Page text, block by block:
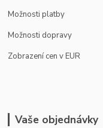
Možnosti platby
Možnosti dopravy
Zobrazení cen v EUR
Vaše objednávky